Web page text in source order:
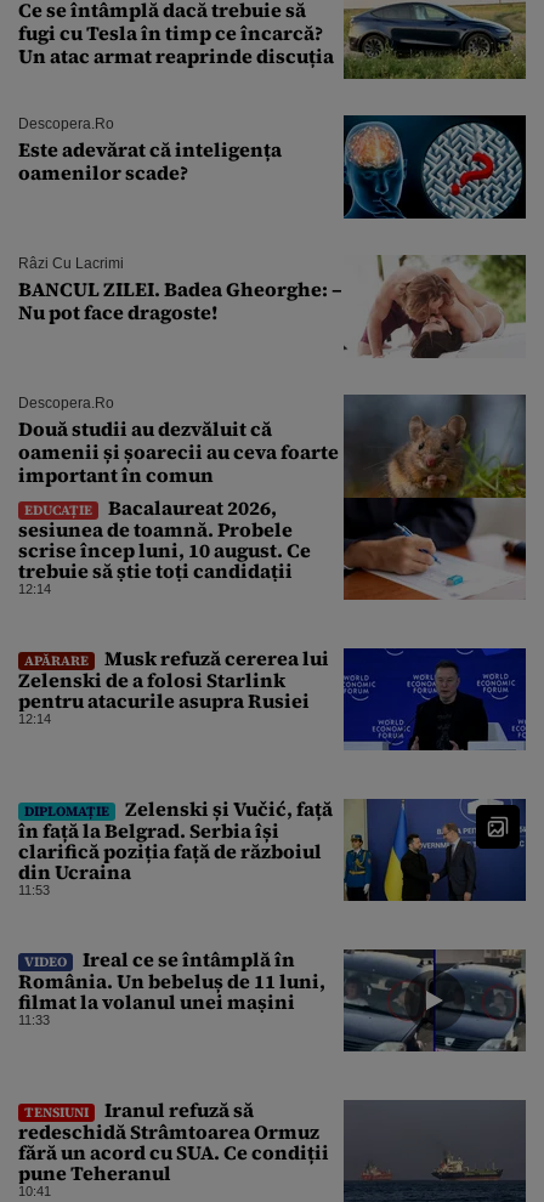
Ce se întâmplă dacă trebuie să
fugi cu Tesla în timp ce încarcă?
Un atac armat reaprinde discuția
Descopera.ro
Este adevărat că inteligența
oamenilor scade?
Râzi Cu Lacrimi
BANCUL ZILEI. Badea Gheorghe: –
Nu pot face dragoste!
Descopera.ro
Două studii au dezvăluit că
oamenii și șoarecii au ceva foarte
important în comun
EDUCAȚIE
Bacalaureat 2026,
sesiunea de toamnă. Probele
scrise încep luni, 10 august. Ce
trebuie să știe toți candidații
12:14
APĂRARE
Musk refuză cererea lui
Zelenski de a folosi Starlink
pentru atacurile asupra Rusiei
12:14
DIPLOMAȚIE
Zelenski și Vučić, față
în față la Belgrad. Serbia își
clarifică poziția față de războiul
din Ucraina
11:53
VIDEO
Ireal ce se întâmplă în
România. Un bebeluș de 11 luni,
filmat la volanul unei mașini
11:33
TENSIUNI
Iranul refuză să
redeschidă Strâmtoarea Ormuz
fără un acord cu SUA. Ce condiții
pune Teheranul
10:41